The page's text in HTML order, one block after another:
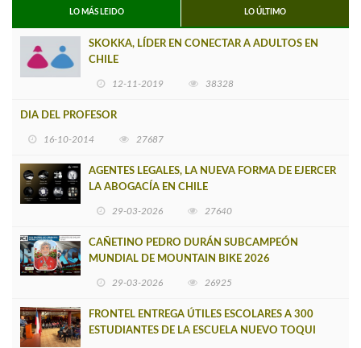
LO MÁS LEIDO LO ÚLTIMO
SKOKKA, LÍDER EN CONECTAR A ADULTOS EN
CHILE
12-11-2019 38328
DIA DEL PROFESOR
16-10-2014 27687
AGENTES LEGALES, LA NUEVA FORMA DE EJERCER
LA ABOGACÍA EN CHILE
29-03-2026 27640
CAÑETINO PEDRO DURÁN SUBCAMPEÓN
MUNDIAL DE MOUNTAIN BIKE 2026
29-03-2026 26925
FRONTEL ENTREGA ÚTILES ESCOLARES A 300
ESTUDIANTES DE LA ESCUELA NUEVO TOQUI